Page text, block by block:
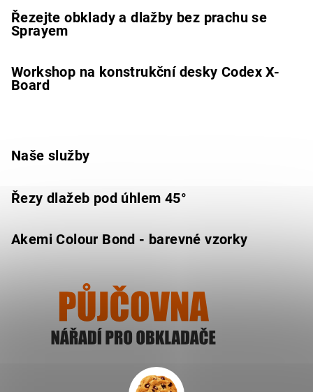
Řezejte obklady a dlažby bez prachu se
Sprayem
Workshop na konstrukční desky Codex X-
Board
Naše služby
Řezy dlažeb pod úhlem 45°
Akemi Colour Bond - barevné vzorky
Ukázat